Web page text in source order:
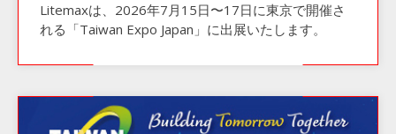
Litemaxは、2026年7月15日〜17日に東京で開催さ
れる「Taiwan Expo Japan」に出展いたします。